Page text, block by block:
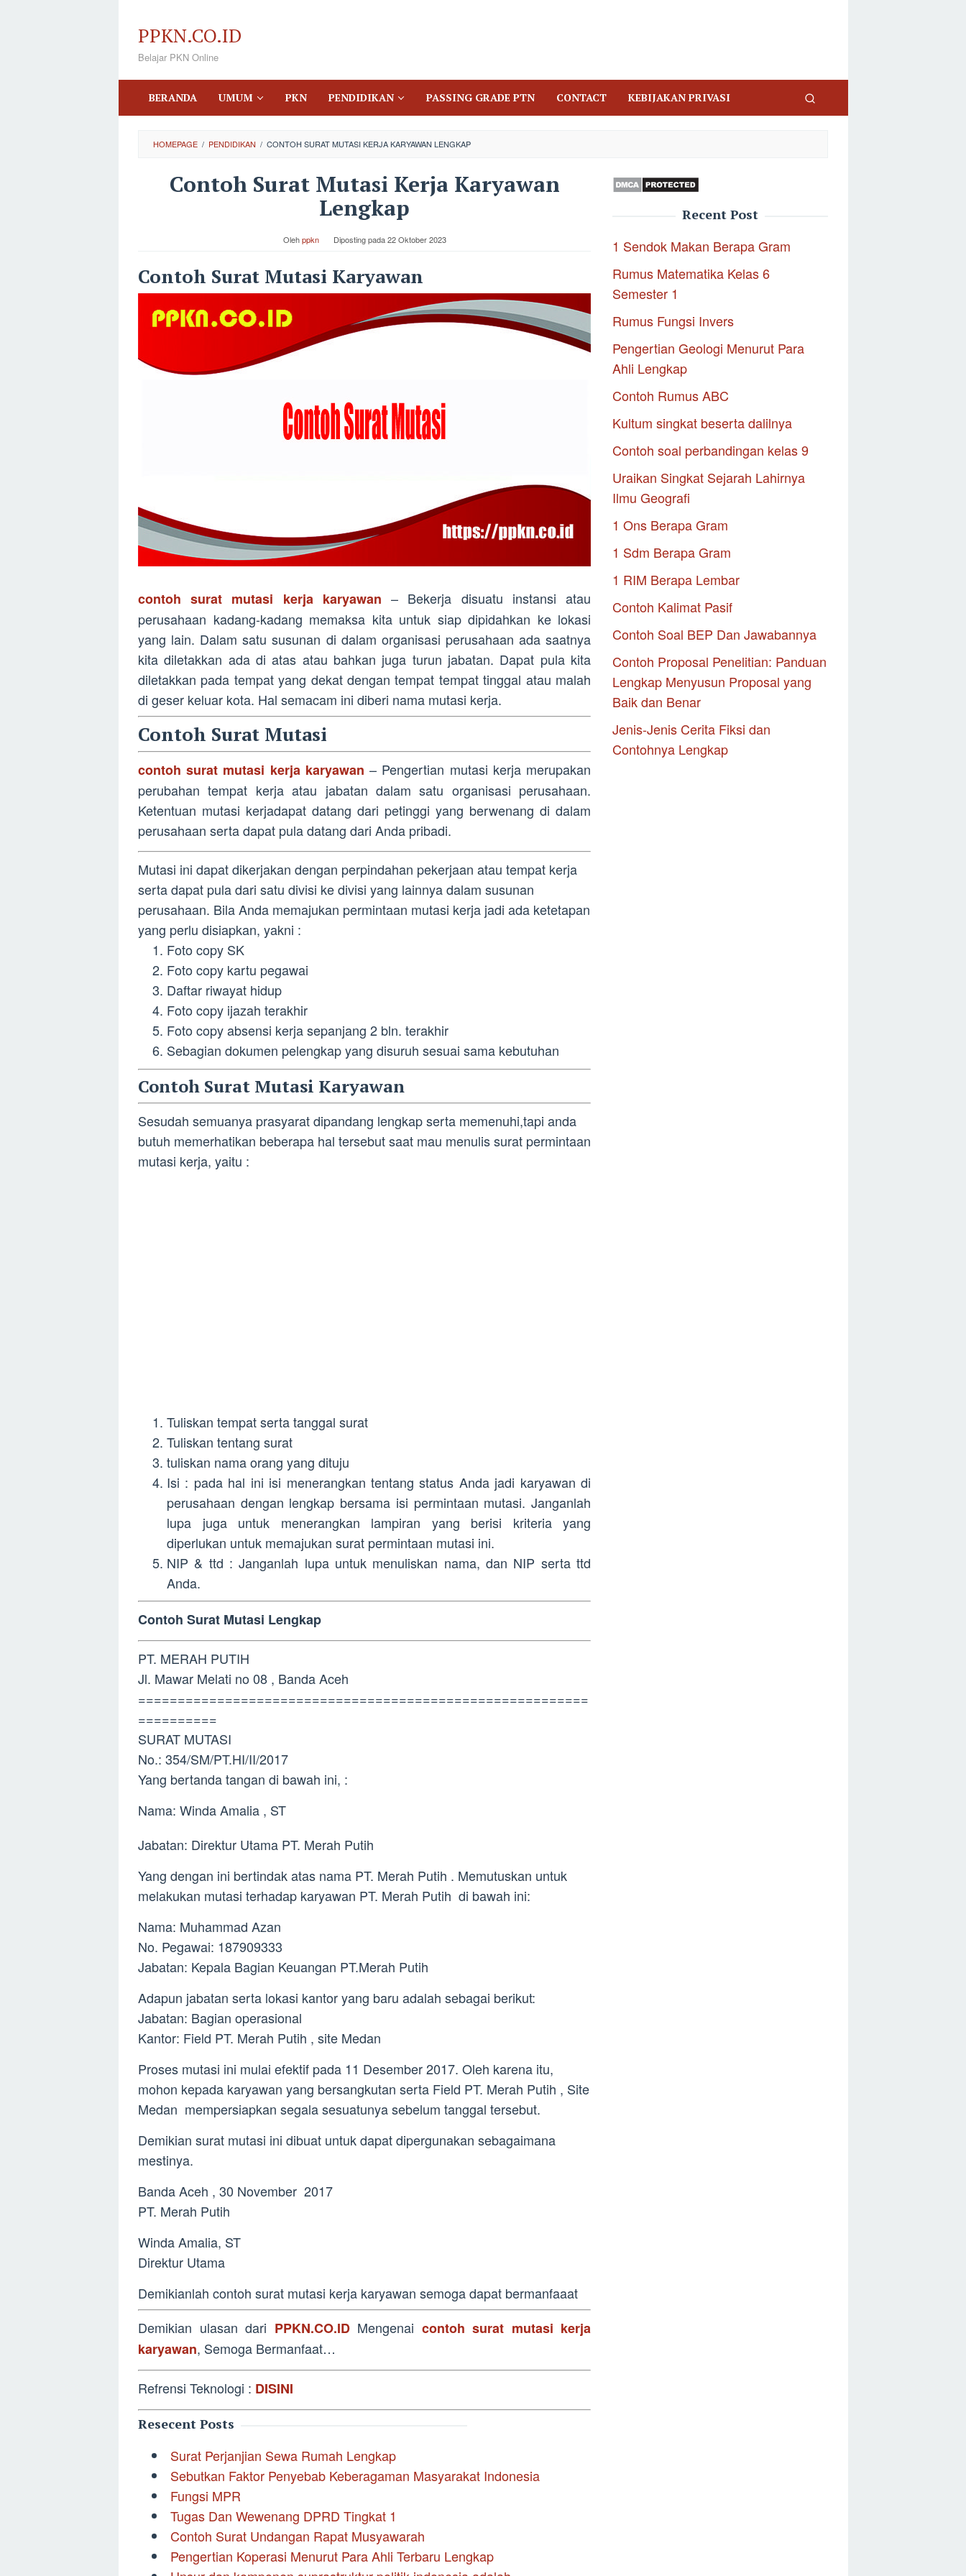
konten
PPKN.CO.ID
Belajar PKN Online
BERANDA UMUM PKN PENDIDIKAN PASSING GRADE PTN CONTACT KEBIJAKAN PRIVASI
HOMEPAGE / PENDIDIKAN / CONTOH SURAT MUTASI KERJA KARYAWAN LENGKAP
Contoh Surat Mutasi Kerja Karyawan
Lengkap
Olehppkn Diposting pada22 Oktober 2023
Contoh Surat Mutasi Karyawan
contoh surat mutasi kerja karyawan – Bekerja disuatu instansi atau
perusahaan kadang-kadang memaksa kita untuk siap dipidahkan ke lokasi
yang lain. Dalam satu susunan di dalam organisasi perusahaan ada saatnya
kita diletakkan ada di atas atau bahkan juga turun jabatan. Dapat pula kita
diletakkan pada tempat yang dekat dengan tempat tempat tinggal atau malah
di geser keluar kota. Hal semacam ini diberi nama mutasi kerja.
Contoh Surat Mutasi
contoh surat mutasi kerja karyawan – Pengertian mutasi kerja merupakan
perubahan tempat kerja atau jabatan dalam satu organisasi perusahaan.
Ketentuan mutasi kerjadapat datang dari petinggi yang berwenang di dalam
perusahaan serta dapat pula datang dari Anda pribadi.
Mutasi ini dapat dikerjakan dengan perpindahan pekerjaan atau tempat kerja
serta dapat pula dari satu divisi ke divisi yang lainnya dalam susunan
perusahaan. Bila Anda memajukan permintaan mutasi kerja jadi ada ketetapan
yang perlu disiapkan, yakni :
Foto copy SK
Foto copy kartu pegawai
Daftar riwayat hidup
Foto copy ijazah terakhir
Foto copy absensi kerja sepanjang 2 bln. terakhir
Sebagian dokumen pelengkap yang disuruh sesuai sama kebutuhan
Contoh Surat Mutasi Karyawan
Sesudah semuanya prasyarat dipandang lengkap serta memenuhi,tapi anda
butuh memerhatikan beberapa hal tersebut saat mau menulis surat permintaan
mutasi kerja, yaitu :
Tuliskan tempat serta tanggal surat
Tuliskan tentang surat
tuliskan nama orang yang dituju
Isi : pada hal ini isi menerangkan tentang status Anda jadi karyawan di
perusahaan dengan lengkap bersama isi permintaan mutasi. Janganlah
lupa juga untuk menerangkan lampiran yang berisi kriteria yang
diperlukan untuk memajukan surat permintaan mutasi ini.
NIP & ttd : Janganlah lupa untuk menuliskan nama, dan NIP serta ttd
Anda.
Contoh Surat Mutasi Lengkap
PT. MERAH PUTIH
Jl. Mawar Melati no 08 , Banda Aceh
=========================================================
==========
SURAT MUTASI
No.: 354/SM/PT.HI/II/2017
Yang bertanda tangan di bawah ini, :
Nama: Winda Amalia , ST
Jabatan: Direktur Utama PT. Merah Putih
Yang dengan ini bertindak atas nama PT. Merah Putih . Memutuskan untuk
melakukan mutasi terhadap karyawan PT. Merah Putih di bawah ini:
Nama: Muhammad Azan
No. Pegawai: 187909333
Jabatan: Kepala Bagian Keuangan PT.Merah Putih
Adapun jabatan serta lokasi kantor yang baru adalah sebagai berikut:
Jabatan: Bagian operasional
Kantor: Field PT. Merah Putih , site Medan
Proses mutasi ini mulai efektif pada 11 Desember 2017. Oleh karena itu,
mohon kepada karyawan yang bersangkutan serta Field PT. Merah Putih , Site
Medan mempersiapkan segala sesuatunya sebelum tanggal tersebut.
Demikian surat mutasi ini dibuat untuk dapat dipergunakan sebagaimana
mestinya.
Banda Aceh , 30 November 2017
PT. Merah Putih
Winda Amalia, ST
Direktur Utama
Demikianlah contoh surat mutasi kerja karyawan semoga dapat bermanfaaat
Demikian ulasan dari PPKN.CO.IDMengenai contoh surat mutasi kerja
karyawan, Semoga Bermanfaat…
Refrensi Teknologi : DISINI
Resecent Posts
Surat Perjanjian Sewa Rumah Lengkap
Sebutkan Faktor Penyebab Keberagaman Masyarakat Indonesia
Fungsi MPR
Tugas Dan Wewenang DPRD Tingkat 1
Contoh Surat Undangan Rapat Musyawarah
Pengertian Koperasi Menurut Para Ahli Terbaru Lengkap
Recent Post
1 Sendok Makan Berapa Gram
Rumus Matematika Kelas 6
Semester 1
Rumus Fungsi Invers
Pengertian Geologi Menurut Para
Ahli Lengkap
Contoh Rumus ABC
Kultum singkat beserta dalilnya
Contoh soal perbandingan kelas 9
Uraikan Singkat Sejarah Lahirnya
Ilmu Geografi
1 Ons Berapa Gram
1 Sdm Berapa Gram
1 RIM Berapa Lembar
Contoh Kalimat Pasif
Contoh Soal BEP Dan Jawabannya
Contoh Proposal Penelitian: Panduan
Lengkap Menyusun Proposal yang
Baik dan Benar
Jenis-Jenis Cerita Fiksi dan
Contohnya Lengkap